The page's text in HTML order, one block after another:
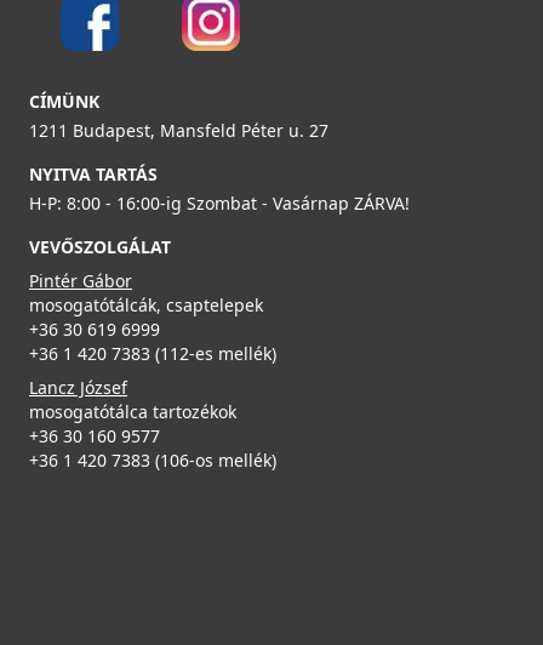
CÍMÜNK
1211 Budapest, Mansfeld Péter u. 27
NYITVA TARTÁS
H-P: 8:00 - 16:00-ig Szombat - Vasárnap ZÁRVA!
VEVŐSZOLGÁLAT
Pintér Gábor
mosogatótálcák, csaptelepek
+36 30 619 6999
+36 1 420 7383 (112-es mellék)
Lancz József
mosogatótálca tartozékok
+36 30 160 9577
+36 1 420 7383 (106-os mellék)